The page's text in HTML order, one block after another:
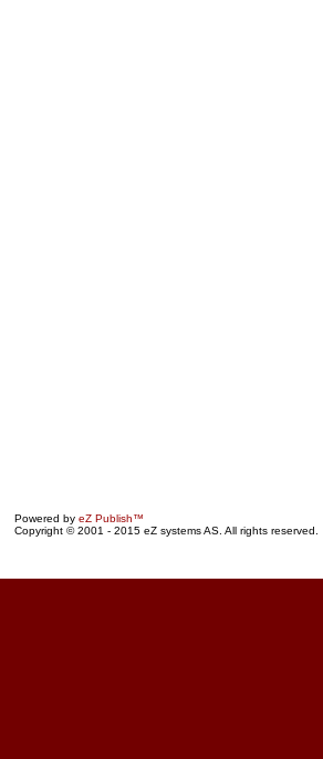
Powered by eZ Publish™
Copyright © 2001 - 2015 eZ systems AS. All rights reserved.